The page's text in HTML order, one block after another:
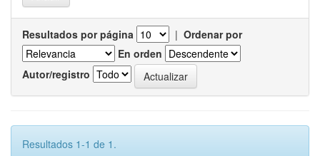
Resultados por página | Ordenar por
En orden
Autor/registro
Resultados 1-1 de 1.